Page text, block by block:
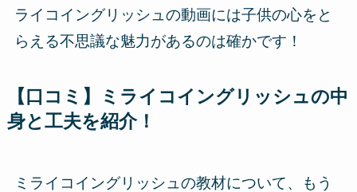
ライコイングリッシュの動画には子供の心をと
らえる不思議な魅力があるのは確かです！
【口コミ】ミライコイングリッシュの中
身と工夫を紹介！
ミライコイングリッシュの教材について、もう